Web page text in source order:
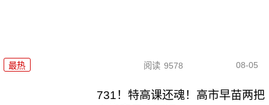
最热 阅读 9578 08-05
731！特高课还魂！高市早苗两把